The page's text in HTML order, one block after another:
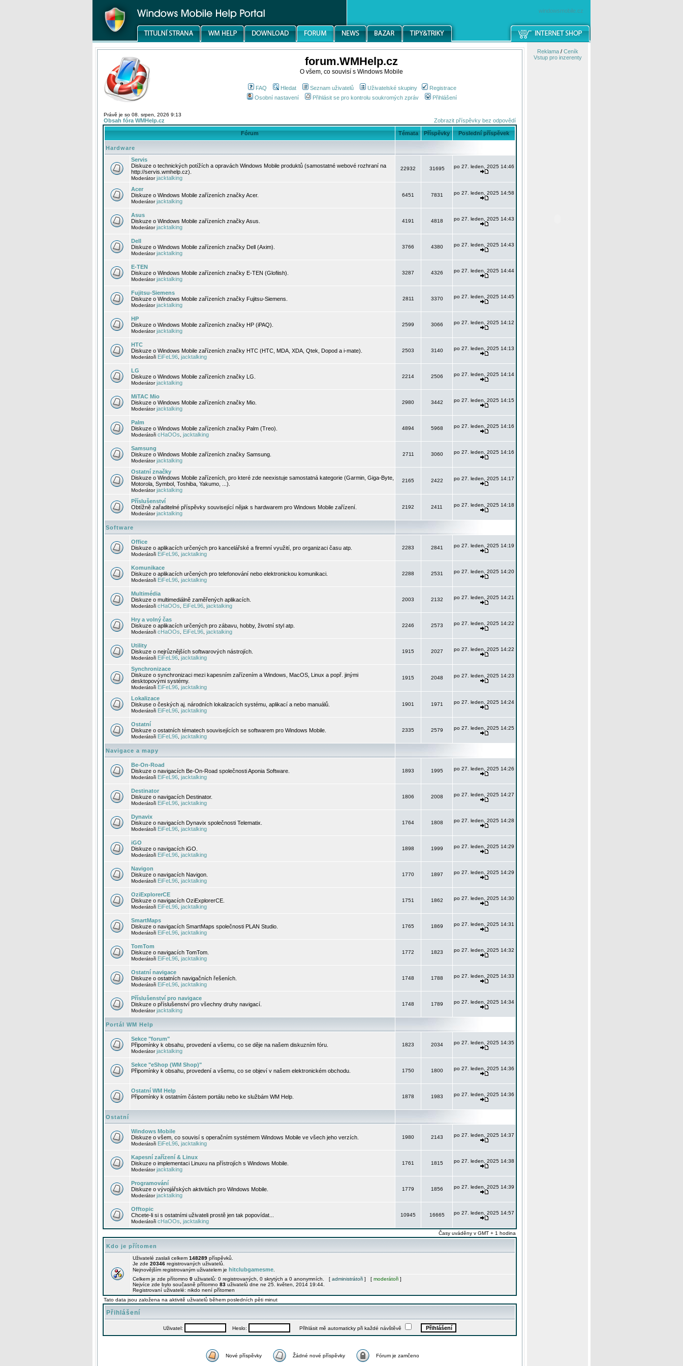
windowsmobile.cz
forum.WMHelp.cz
O všem, co souvisí s Windows Mobile
FAQ Hledat Seznam uživatelů Uživatelské skupiny
Registrace
Osobní nastavení
Přihlásit se pro kontrolu soukromých zpráv Přihlášení
Právě je so 08. srpen, 2026 9:13
Obsah fóra WMHelp.cz Zobrazit příspěvky bez odpovědí
Fórum Témata Příspěvky Poslední příspěvek
Hardware
Servis
Diskuze o technických potížích a opravách Windows Mobile produktů (samostatné webové rozhraní na
http://servis.wmhelp.cz).
Moderátorjacktalking
22932 31695 po 27. leden, 2025 14:46
Acer
Diskuze o Windows Mobile zařízeních značky Acer.
Moderátorjacktalking
6451 7831 po 27. leden, 2025 14:58
Asus
Diskuze o Windows Mobile zařízeních značky Asus.
Moderátorjacktalking
4191 4818 po 27. leden, 2025 14:43
Dell
Diskuze o Windows Mobile zařízeních značky Dell (Axim).
Moderátorjacktalking
3766 4380 po 27. leden, 2025 14:43
E-TEN
Diskuze o Windows Mobile zařízeních značky E-TEN (Glofiish).
Moderátorjacktalking
3287 4326 po 27. leden, 2025 14:44
Fujitsu-Siemens
Diskuze o Windows Mobile zařízeních značky Fujitsu-Siemens.
Moderátorjacktalking
2811 3370 po 27. leden, 2025 14:45
HP
Diskuze o Windows Mobile zařízeních značky HP (iPAQ).
Moderátorjacktalking
2599 3066 po 27. leden, 2025 14:12
HTC
Diskuze o Windows Mobile zařízeních značky HTC (HTC, MDA, XDA, Qtek, Dopod a i-mate).
Moderátoři EiFeL96 jacktalking
2503 3140 po 27. leden, 2025 14:13
LG
Diskuze o Windows Mobile zařízeních značky LG.
Moderátorjacktalking
2214 2506 po 27. leden, 2025 14:14
MiTAC Mio
Diskuze o Windows Mobile zařízeních značky Mio.
Moderátorjacktalking
2980 3442 po 27. leden, 2025 14:15
Palm
Diskuze o Windows Mobile zařízeních značky Palm (Treo).
Moderátoři cHaOOs jacktalking
4894 5968 po 27. leden, 2025 14:16
Samsung
Diskuze o Windows Mobile zařízeních značky Samsung.
Moderátorjacktalking
2711 3060 po 27. leden, 2025 14:16
Ostatní značky
Diskuze o Windows Mobile zařízeních, pro které zde neexistuje samostatná kategorie (Garmin, Giga-Byte,
Motorola, Symbol, Toshiba, Yakumo, ...).
Moderátorjacktalking
2165 2422 po 27. leden, 2025 14:17
Příslušenství
Obtížně zařaditelné příspěvky související nějak s hardwarem pro Windows Mobile zařízení.
Moderátorjacktalking
2192 2411 po 27. leden, 2025 14:18
Software
Office
Diskuze o aplikacích určených pro kancelářské a firemní využití, pro organizaci času atp.
Moderátoři EiFeL96 jacktalking
2283 2841 po 27. leden, 2025 14:19
Komunikace
Diskuze o aplikacích určených pro telefonování nebo elektronickou komunikaci.
Moderátoři EiFeL96 jacktalking
2288 2531 po 27. leden, 2025 14:20
Multimédia
Diskuze o multimediálně zaměřených aplikacích.
Moderátoři cHaOOs EiFeL96 jacktalking
2003 2132 po 27. leden, 2025 14:21
Hry a volný čas
Diskuze o aplikacích určených pro zábavu, hobby, životní styl atp.
Moderátoři cHaOOs EiFeL96 jacktalking
2246 2573 po 27. leden, 2025 14:22
Utility
Diskuze o nejrůznějších softwarových nástrojích.
Moderátoři EiFeL96 jacktalking
1915 2027 po 27. leden, 2025 14:22
Synchronizace
Diskuze o synchronizaci mezi kapesním zařízením a Windows, MacOS, Linux a popř. jinými
desktopovými systémy.
Moderátoři EiFeL96 jacktalking
1915 2048 po 27. leden, 2025 14:23
Lokalizace
Diskuse o českých aj. národních lokalizacích systému, aplikací a nebo manuálů.
Moderátoři EiFeL96 jacktalking
1901 1971 po 27. leden, 2025 14:24
Ostatní
Diskuze o ostatních tématech souvisejících se softwarem pro Windows Mobile.
Moderátoři EiFeL96 jacktalking
2335 2579 po 27. leden, 2025 14:25
Navigace a mapy
Be-On-Road
Diskuze o navigacích Be-On-Road společnosti Aponia Software.
Moderátoři EiFeL96 jacktalking
1893 1995 po 27. leden, 2025 14:26
Destinator
Diskuze o navigacích Destinator.
Moderátoři EiFeL96 jacktalking
1806 2008 po 27. leden, 2025 14:27
Dynavix
Diskuze o navigacích Dynavix společnosti Telematix.
Moderátoři EiFeL96 jacktalking
1764 1808 po 27. leden, 2025 14:28
iGO
Diskuze o navigacích iGO.
Moderátoři EiFeL96 jacktalking
1898 1999 po 27. leden, 2025 14:29
Navigon
Diskuze o navigacích Navigon.
Moderátoři EiFeL96 jacktalking
1770 1897 po 27. leden, 2025 14:29
OziExplorerCE
Diskuze o navigacích OziExplorerCE.
Moderátoři EiFeL96 jacktalking
1751 1862 po 27. leden, 2025 14:30
SmartMaps
Diskuze o navigacích SmartMaps společnosti PLAN Studio.
Moderátoři EiFeL96 jacktalking
1765 1869 po 27. leden, 2025 14:31
TomTom
Diskuze o navigacích TomTom.
Moderátoři EiFeL96 jacktalking
1772 1823 po 27. leden, 2025 14:32
Ostatní navigace
Diskuze o ostatních navigačních řešeních.
Moderátoři EiFeL96 jacktalking
1748 1788 po 27. leden, 2025 14:33
Příslušenství pro navigace
Diskuze o příslušenství pro všechny druhy navigací.
Moderátorjacktalking
1748 1789 po 27. leden, 2025 14:34
Portál WM Help
Sekce "forum"
Připomínky k obsahu, provedení a všemu, co se děje na našem diskuzním fóru.
Moderátorjacktalking
1823 2034 po 27. leden, 2025 14:35
Sekce "eShop (WM Shop)"
Připomínky k obsahu, provedení a všemu, co se objeví v našem elektronickém obchodu.
1750 1800 po 27. leden, 2025 14:36
Ostatní WM Help
Připomínky k ostatním částem portálu nebo ke službám WM Help.
1878 1983 po 27. leden, 2025 14:36
Ostatní
Windows Mobile
Diskuze o všem, co souvisí s operačním systémem Windows Mobile ve všech jeho verzích.
Moderátoři EiFeL96 jacktalking
1980 2143 po 27. leden, 2025 14:37
Kapesní zařízení & Linux
Diskuze o implementaci Linuxu na přístrojích s Windows Mobile.
Moderátorjacktalking
1761 1815 po 27. leden, 2025 14:38
Programování
Diskuze o vývojářských aktivitách pro Windows Mobile.
Moderátorjacktalking
1779 1856 po 27. leden, 2025 14:39
Offtopic
Chcete-li si s ostatními uživateli prostě jen tak popovídat...
Moderátoři cHaOOs jacktalking
10945 16665 po 27. leden, 2025 14:57
Časy uváděny v GMT + 1 hodina
Kdo je přítomen
Uživatelé zaslali celkem 148289 příspěvků.
Je zde 20346 registrovaných uživatelů.
Nejnovějším registrovaným uživatelem je hitclubgamesme
Celkem je zde přítomno 0 uživatelů: 0 registrovaných, 0 skrytých a 0 anonymních. [ administrátoři ] [ moderátoři ]
Nejvíce zde bylo současně přítomno 83 uživatelů dne ne 25. květen, 2014 19:44.
Registrovaní uživatelé: nikdo není přítomen
Tato data jsou založena na aktivitě uživatelů během posledních pěti minut
Přihlášení
Uživatel: Heslo: Přihlásit mě automaticky při každé návštěvě
Nové příspěvky Žádné nové příspěvky Fórum je zamčeno
Reklama/ Ceník
Vstup pro inzerenty